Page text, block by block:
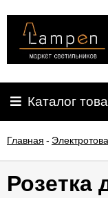
Контакты
освещения
О
Каталог
Главная -
Розетка